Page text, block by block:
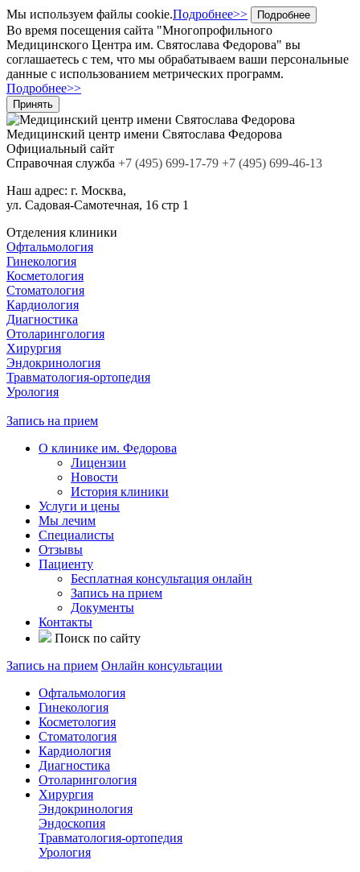
Мы используем файлы cookie.Подробнее>> Подробнее
Во время посещения сайта "Многопрофильного
Медицинского Центра им. Святослава Федорова" вы
соглашаетесь с тем, что мы обрабатываем ваши персональные
данные с использованием метрических программ.
Подробнее>>
Принять
Медицинский центр имени Святослава Федорова
Официальный сайт
Cправочная служба +7 (495) 699-17-79 +7 (495) 699-46-13
Наш адрес: г. Москва,
ул. Садовая-Самотечная, 16 стр 1
Отделения клиники
Офтальмология
Гинекология
Косметология
Стоматология
Кардиология
Диагностика
Отоларингология
Хирургия
Эндокринология
Травматология-ортопедия
Урология
Запись на прием
О клинике им. Федорова
Лицензии
Новости
История клиники
Услуги и цены
Мы лечим
Специалисты
Отзывы
Пациенту
Бесплатная консультация онлайн
Запись на прием
Документы
Контакты
Поиск по сайту
Запись на прием Онлайн консультации
Офтальмология
Гинекология
Косметология
Стоматология
Кардиология
Диагностика
Отоларингология
Хирургия
Эндокринология
Эндоскопия
Травматология-ортопедия
Урология